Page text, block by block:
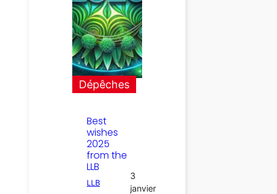
Dépêches
Best
wishes
2025
from the
LLB
LLB
3
janvier